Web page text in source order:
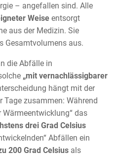
– angefallen sind. Alle
Weise entsorgt
aus der Medizin. Sie
Gesamtvolumens aus.
die Abfälle in
„mit vernachlässigbarer
hängt mit der
Tage zusammen: Während
das
drei Grad Celsius
Abfällen ein
200 Grad Celsius als